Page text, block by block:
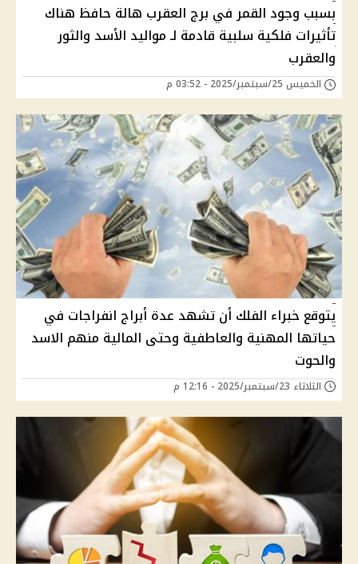
بسبب وجود القمر في برج العقرب هالة حافظ هناك
تأثيرات فلكية سلبية قادمة لـ مواليد الأسد والثور
والعقرب
الخميس 25/سبتمبر/2025 - 03:52 م
يتوقع خبراء الفلك أن تشهد عدة أبراج انفراجات في
حياتها المهنية والعاطفية وحتى المالية منهم الاسد
والحوت
الثلاثاء 23/سبتمبر/2025 - 12:16 م